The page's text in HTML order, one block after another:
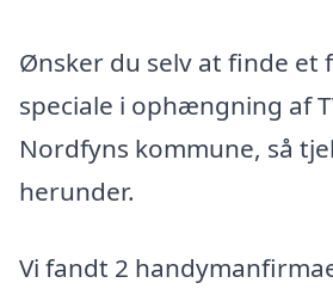
Ønsker du selv at finde et
speciale i ophængning af
Nordfyns kommune, så
herunder.
Vi fandt 2